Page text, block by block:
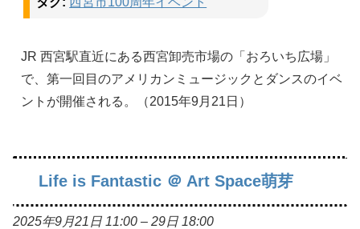
JR 西宮駅直近にある西宮卸売市場の「おろいち広場」
で、第一回目のアメリカンミュージックとダンスのイベ
ントが開催される。（2015年9月21日）
Life is Fantastic ＠ Art Space萌芽
2025年9月21日 11:00 – 29日 18:00